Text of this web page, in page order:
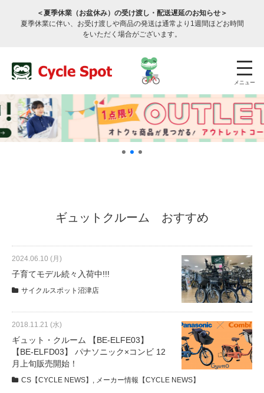
＜夏季休業（お盆休み）の受け渡し・配送遅延のお知らせ＞
夏季休業に伴い、お受け渡しや商品の発送は通常より1週間ほどお時間
をいただく場合がございます。
メニュー
盗難保証
SpotMateログイン
ギュットクルーム おすすめ
2024.06.10 (月)
子育てモデル続々入荷中!!!
サイクルスポット沼津店
2018.11.21 (水)
ギュット・クルーム 【BE-ELFE03】
【BE-ELFD03】 パナソニック×コンビ 12
月上旬販売開始！
CS【CYCLE NEWS】 , メーカー情報【CYCLE NEWS】